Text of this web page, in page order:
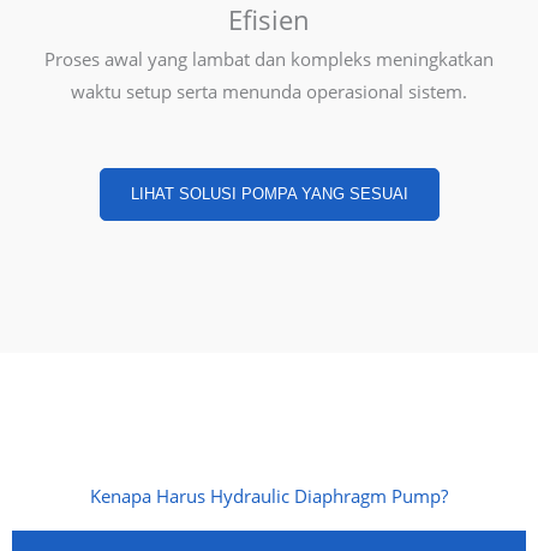
Efisien
Proses awal yang lambat dan kompleks meningkatkan
waktu setup serta menunda operasional sistem.
LIHAT SOLUSI POMPA YANG SESUAI
Kenapa Harus Hydraulic Diaphragm Pump?